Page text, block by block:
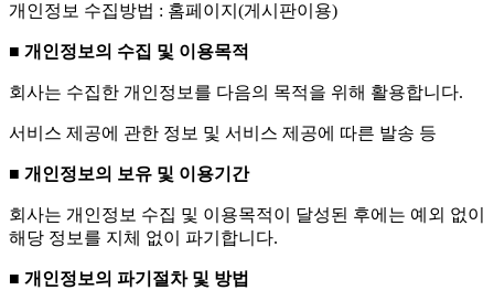
개인정보 수집방법 : 홈페이지(게시판이용)
■ 개인정보의 수집 및 이용목적
회사는 수집한 개인정보를 다음의 목적을 위해 활용합니다.
서비스 제공에 관한 정보 및 서비스 제공에 따른 발송 등
■ 개인정보의 보유 및 이용기간
회사는 개인정보 수집 및 이용목적이 달성된 후에는 예외 없이
해당 정보를 지체 없이 파기합니다.
■ 개인정보의 파기절차 및 방법